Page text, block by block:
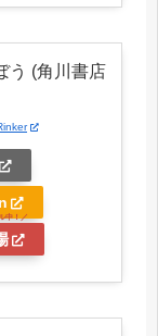
う (角川書店